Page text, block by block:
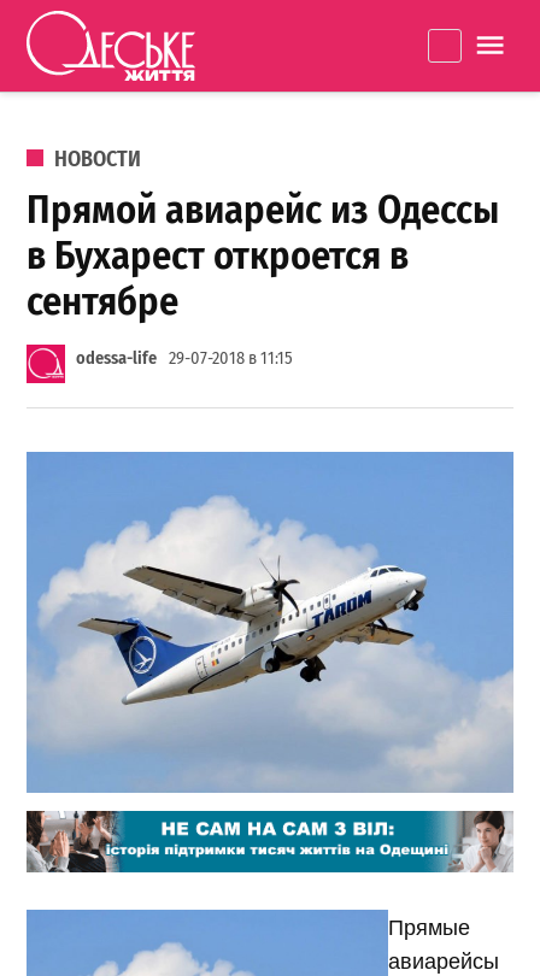
Перейти к содержанию
життя
ОПУБЛИКОВАНО В
НОВОСТИ
Прямой авиарейс из Одессы
в Бухарест откроется в
сентябре
odessa-life 29-07-2018 в 11:15
Прямые
авиарейсы